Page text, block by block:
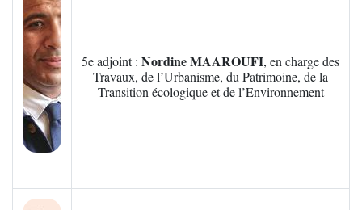
5e adjoint : Nordine MAAROUFI, en charge des
Travaux, de l’Urbanisme, du Patrimoine, de la
Transition écologique et de l’Environnement